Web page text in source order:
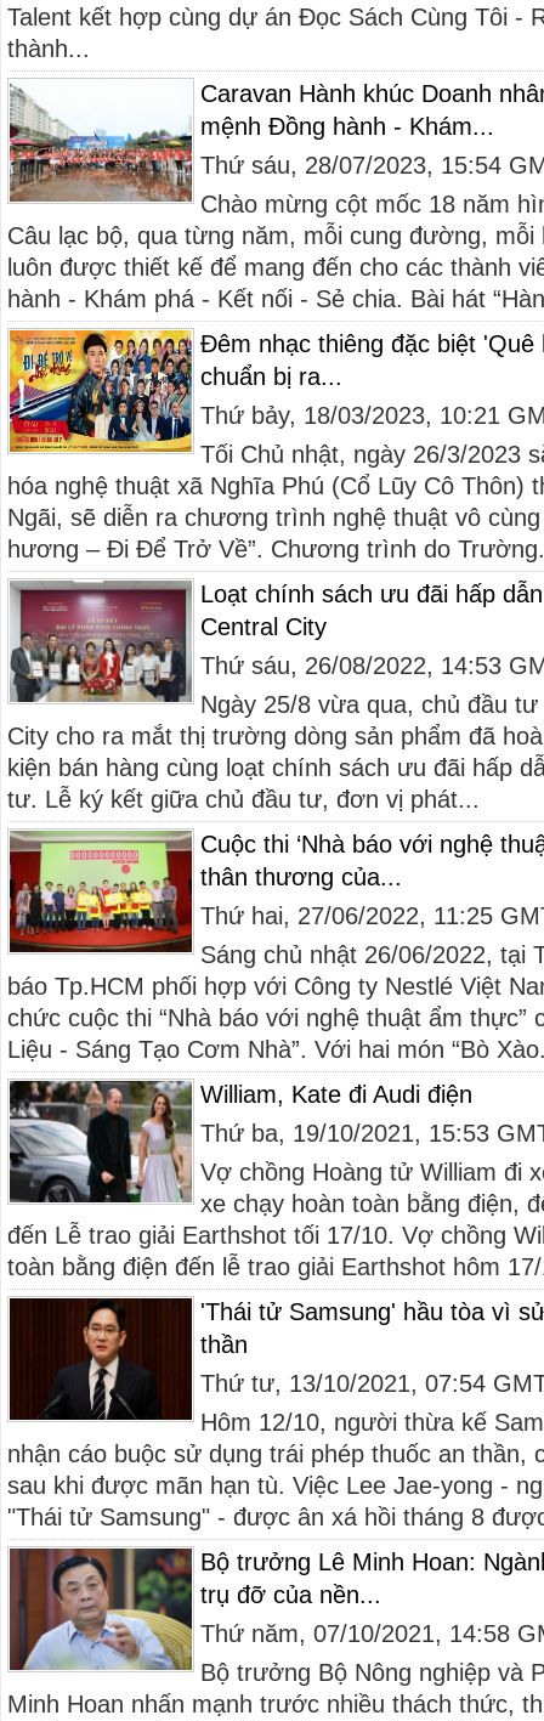
Talent kết hợp cùng dự án Đọc Sách Cùng Tôi -
thành...
Caravan Hành khúc Doanh
mệnh Đồng hành - Khám...
Thứ sáu, 28/07/2023, 15:54
Chào mừng cột mốc 18 năm
Câu lạc bộ, qua từng năm, mỗi cung đường, mỗi
luôn được thiết kế để mang đến cho các thành
hành - Khám phá - Kết nối - Sẻ chia. Bài hát
Đêm nhạc thiêng đặc biệt
chuẩn bị ra...
Thứ bảy, 18/03/2023, 10:21
Tối Chủ nhật, ngày 26/3/2023
hóa nghệ thuật xã Nghĩa Phú (Cổ Lũy Cô Thôn)
Ngãi, sẽ diễn ra chương trình nghệ thuật vô
hương – Đi Để Trở Về”. Chương trình do
Loạt chính sách ưu đãi hấp
Central City
Thứ sáu, 26/08/2022, 14:53
Ngày 25/8 vừa qua, chủ đầu
City cho ra mắt thị trường dòng sản phẩm đã
kiện bán hàng cùng loạt chính sách ưu đãi hấp
tư. Lễ ký kết giữa chủ đầu tư, đơn vị phát...
Cuộc thi ‘Nhà báo với nghệ
thân thương của...
Thứ hai, 27/06/2022, 11:25
Sáng chủ nhật 26/06/2022, tại
báo Tp.HCM phối hợp với Công ty Nestlé Việt
chức cuộc thi “Nhà báo với nghệ thuật ẩm thực”
Liệu - Sáng Tạo Cơm Nhà”. Với hai món “Bò
William, Kate đi Audi điện
Thứ ba, 19/10/2021, 15:53
Vợ chồng Hoàng tử William đi
xe chạy hoàn toàn bằng điện,
đến Lễ trao giải Earthshot tối 17/10. Vợ chồng
toàn bằng điện đến lễ trao giải Earthshot hôm
'Thái tử Samsung' hầu tòa vì
thần
Thứ tư, 13/10/2021, 07:54
Hôm 12/10, người thừa kế
nhận cáo buộc sử dụng trái phép thuốc an thần,
sau khi được mãn hạn tù. Việc Lee Jae-yong -
"Thái tử Samsung" - được ân xá hồi tháng 8
Bộ trưởng Lê Minh Hoan:
trụ đỡ của nền...
Thứ năm, 07/10/2021, 14:58
Bộ trưởng Bộ Nông nghiệp và
Minh Hoan nhấn mạnh trước nhiều thách thức,